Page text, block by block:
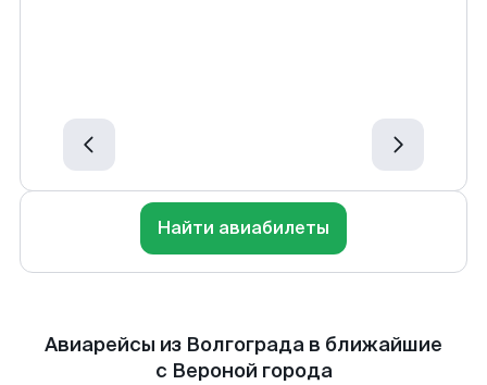
Найти авиабилеты
Авиарейсы из Волгограда в ближайшие
с Вероной города